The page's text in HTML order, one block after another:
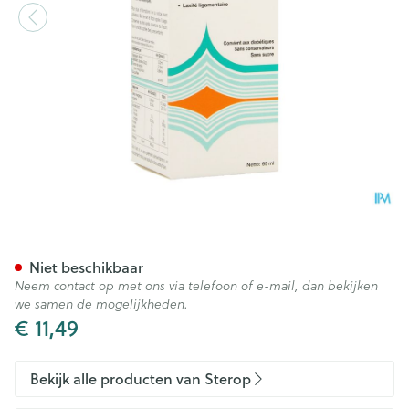
€ 11,49
Niet beschikbaar
Neem contact op met ons via telefoon of e-mail, dan bekijken
we samen de mogelijkheden.
Bekijk alle producten van Sterop